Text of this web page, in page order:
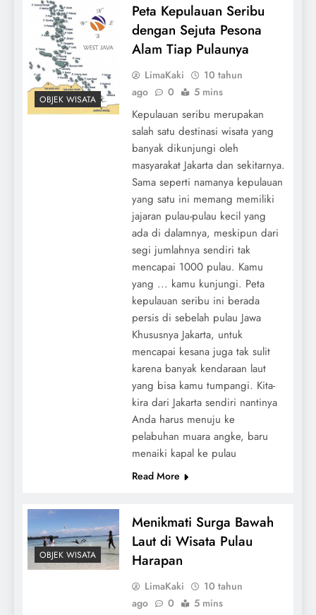
OBJEK WISATA
Peta Kepulauan Seribu
dengan Sejuta Pesona
Alam Tiap Pulaunya
LimaKaki
10 tahun
ago
0 5 mins
Kepulauan seribu merupakan
salah satu destinasi wisata yang
banyak dikunjungi oleh
masyarakat Jakarta dan sekitarnya.
Sama seperti namanya kepulauan
yang satu ini memang memiliki
jajaran pulau-pulau kecil yang
ada di dalamnya, meskipun dari
segi jumlahnya sendiri tak
mencapai 1000 pulau. Kamu
yang ... kamu kunjungi. Peta
kepulauan seribu ini berada
persis di sebelah pulau Jawa
Khususnya Jakarta, untuk
mencapai kesana juga tak sulit
karena banyak kendaraan laut
yang bisa kamu tumpangi. Kita-
kira dari Jakarta sendiri nantinya
Anda harus menuju ke
pelabuhan muara angke, baru
menaiki kapal ke pulau
Read More
OBJEK WISATA
Menikmati Surga Bawah
Laut di Wisata Pulau
Harapan
LimaKaki
10 tahun
ago
0 5 mins